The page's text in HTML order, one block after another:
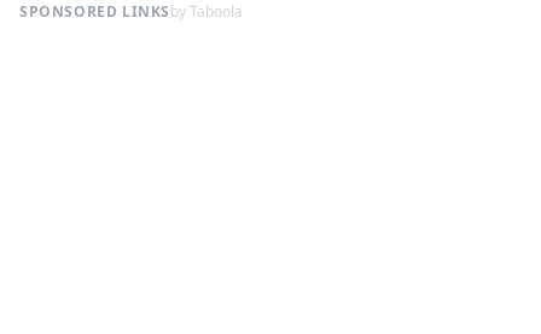
SPONSORED LINKSby Taboola